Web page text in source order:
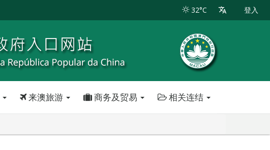
32°C 登入
来澳旅游 商务及贸易 相关连结